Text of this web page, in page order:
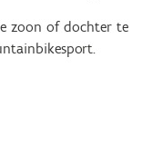
zoon of dochter te